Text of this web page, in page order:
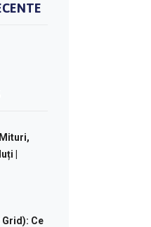
|
Ce